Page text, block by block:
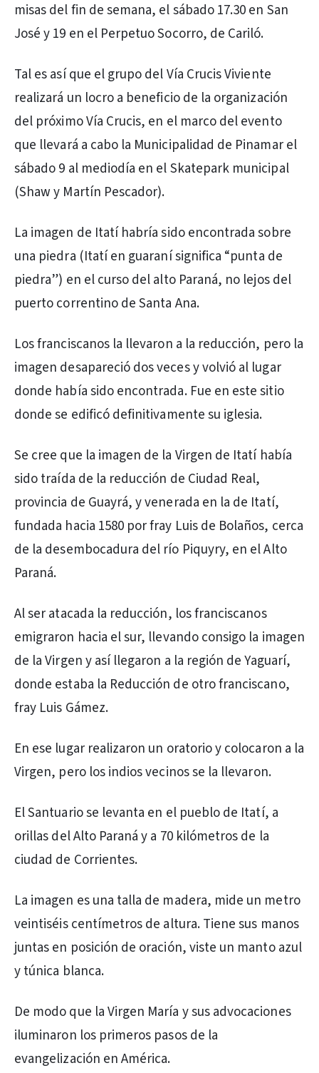
misas del fin de semana, el sábado 17.30 en San
José y 19 en el Perpetuo Socorro, de Cariló.
Tal es así que el grupo del Vía Crucis Viviente
realizará un locro a beneficio de la organización
del próximo Vía Crucis, en el marco del evento
que llevará a cabo la Municipalidad de Pinamar el
sábado 9 al mediodía en el Skatepark municipal
(Shaw y Martín Pescador).
La imagen de Itatí habría sido encontrada sobre
una piedra (Itatí en guaraní significa “punta de
piedra”) en el curso del alto Paraná, no lejos del
puerto correntino de Santa Ana.
Los franciscanos la llevaron a la reducción, pero la
imagen desapareció dos veces y volvió al lugar
donde había sido encontrada. Fue en este sitio
donde se edificó definitivamente su iglesia.
Se cree que la imagen de la Virgen de Itatí había
sido traída de la reducción de Ciudad Real,
provincia de Guayrá, y venerada en la de Itatí,
fundada hacia 1580 por fray Luis de Bolaños, cerca
de la desembocadura del río Piquyry, en el Alto
Paraná.
Al ser atacada la reducción, los franciscanos
emigraron hacia el sur, llevando consigo la imagen
de la Virgen y así llegaron a la región de Yaguarí,
donde estaba la Reducción de otro franciscano,
fray Luis Gámez.
En ese lugar realizaron un oratorio y colocaron a la
Virgen, pero los indios vecinos se la llevaron.
El Santuario se levanta en el pueblo de Itatí, a
orillas del Alto Paraná y a 70 kilómetros de la
ciudad de Corrientes.
La imagen es una talla de madera, mide un metro
veintiséis centímetros de altura. Tiene sus manos
juntas en posición de oración, viste un manto azul
y túnica blanca.
De modo que la Virgen María y sus advocaciones
iluminaron los primeros pasos de la
evangelización en América.